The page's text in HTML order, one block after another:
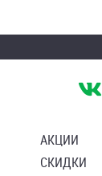
АКЦИИ
СКИДКИ